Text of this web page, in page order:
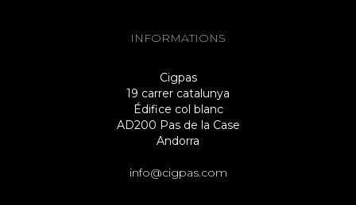
INFORMATIONS
Cigpas
19 carrer catalunya
Édifice col blanc
AD200 Pas de la Case
Andorra
info@cigpas.com